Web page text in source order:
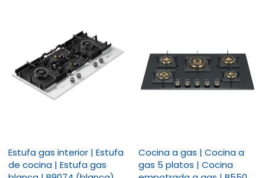
Estufa gas interior | Estufa
de cocina | Estufa gas
Cocina a gas | Cocina a
gas 5 platos | Cocina